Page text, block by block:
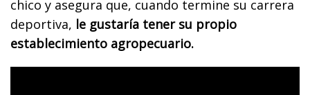
chico y asegura que, cuando termine su carrera
deportiva, le gustaría tener su propio
establecimiento agropecuario.